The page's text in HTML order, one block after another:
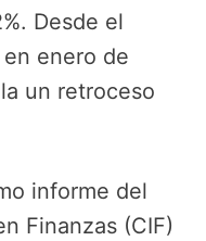
Desde el
enero de
un retroceso
informe del
Finanzas (CIF)